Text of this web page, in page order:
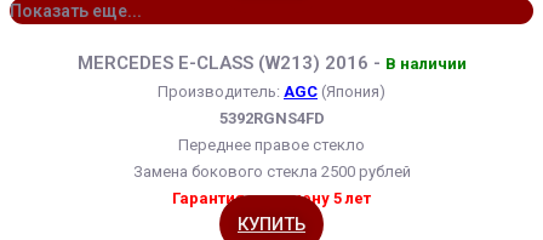
Показать еще...
MERCEDES E-CLASS (W213) 2016 - В наличии
Производитель: AGC (Япония)
5392RGNS4FD
Переднее правое стекло
Замена бокового стекла 2500 рублей
Гарантия на замену 5 лет
КУПИТЬ